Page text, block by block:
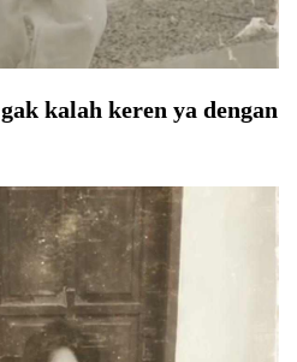
kalah keren ya dengan